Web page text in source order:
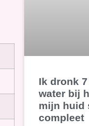
Ik dronk
water bij
mijn huid
compleet